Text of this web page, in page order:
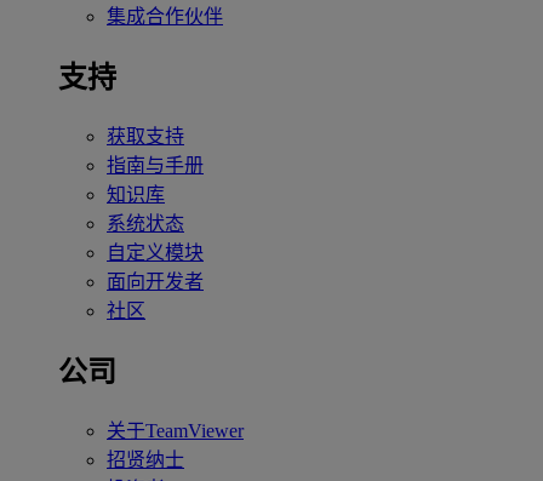
集成合作伙伴
支持
获取支持
指南与手册
知识库
系统状态
自定义模块
面向开发者
社区
公司
关于TeamViewer
招贤纳士